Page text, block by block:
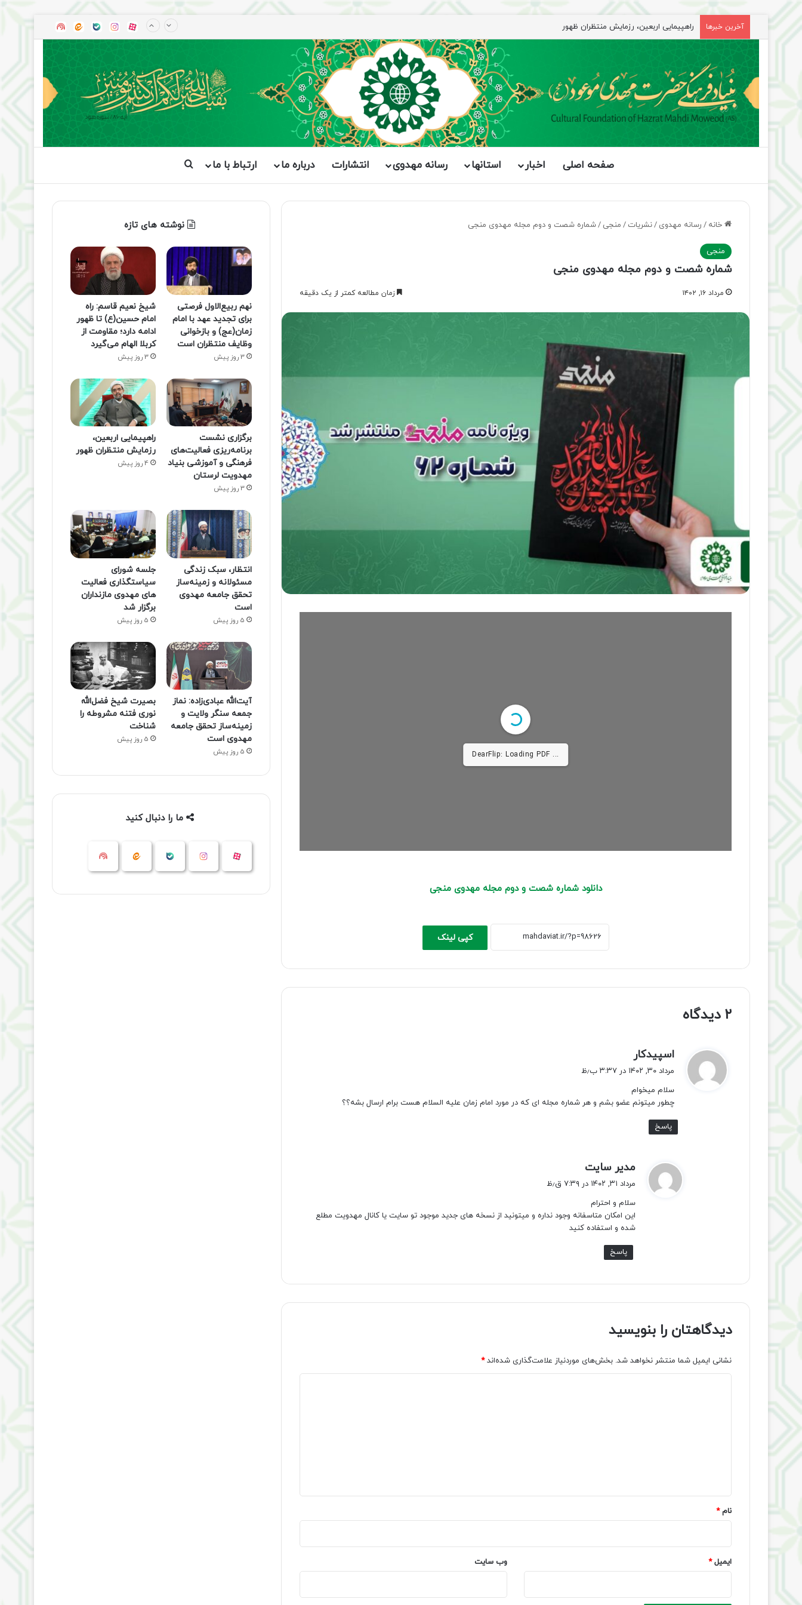
آخرین خبرها راهپیمایی اربعین، رزمایش منتظران ظهور آپاراتاینستاگرام
بله ایتا
صفحه اصلی اخبار استانها رسانه مهدوی انتشارات درباره ما ارتباط با ما جستجو برای
خانه / رسانه مهدوی /نشریات / منجی /شماره شصت و دوم مجله مهدوی منجی
منجی
شماره شصت و دوم مجله مهدوی منجی
مرداد ۱۶, ۱۴۰۲ زمان مطالعه کمتر از یک دقیقه
DearFlip: Loading PDF ...
دانلود شماره شصت و دوم مجله مهدوی منجی
کپی لینک
۲ دیدگاه
اسپیدکار
ف
:
مرداد ۳۰, ۱۴۰۲ در ۳:۳۷ ب٫ظ
سلام میخوام
چطور میتونم عضو بشم و هر شماره مجله ای که در مورد امام زمان علیه السلام هست برام ارسال بشه؟؟
پاسخ
مدیر سایت
مرداد ۳۱, ۱۴۰۲ در ۷:۳۹ ق٫ظ
سلام و احترام
این امکان متاسفانه وجود نداره و میتونید از نسخه های جدید موجود تو سایت یا کانال مهدویت مطلع
شده و استفاده کنید
پاسخ
دیدگاهتان را بنویسید
نشانی ایمیل شما منتشر نخواهد شد. بخش‌های موردنیاز علامت‌گذاری شده‌اند*
نام*
ایمیل* وب‌ سایت
نوشته های تازه
نهم ربیع‌الاول فرصتی
برای تجدید عهد با امام
زمان(عج) و بازخوانی
وظایف منتظران است
3 روز پیش
شیخ نعیم قاسم: راه
امام حسین(ع) تا ظهور
ادامه دارد؛ مقاومت از
کربلا الهام می‌گیرد
3 روز پیش
برگزاری نشست
برنامه‌ریزی فعالیت‌های
فرهنگی و آموزشی بنیاد
مهدویت لرستان
3 روز پیش
راهپیمایی اربعین،
رزمایش منتظران ظهور
4 روز پیش
انتظار، سبک زندگی
مسئولانه و زمینه‌ساز
تحقق جامعه مهدوی
است
5 روز پیش
جلسه شورای
سیاستگذاری فعالیت
های مهدوی مازنداران
برگزار شد
5 روز پیش
آیت‌الله عبادی‌زاده: نماز
جمعه سنگر ولایت و
زمینه‌ساز تحقق جامعه
مهدوی است
5 روز پیش
بصیرت شیخ فضل‌الله
نوری فتنه مشروطه را
شناخت
5 روز پیش
ما را دنبال کنید
آپارات اینستاگرام ایتا